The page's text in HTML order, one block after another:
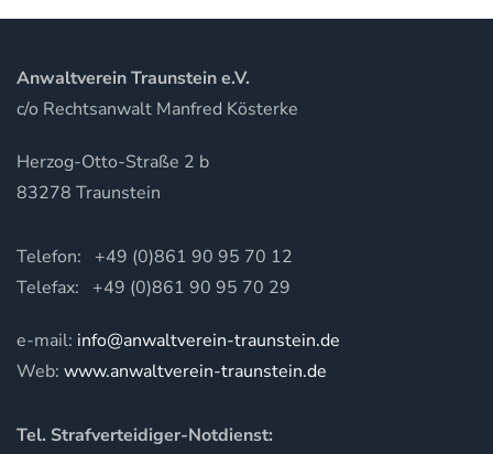
Anwaltverein Traunstein e.V.
c/o Rechtsanwalt Manfred Kösterke
Herzog-Otto-Straße 2 b
83278 Traunstein
Telefon: +49 (0)861 90 95 70 12
Telefax: +49 (0)861 90 95 70 29
e-mail: info@anwaltverein-traunstein.de
Web: www.anwaltverein-traunstein.de
Tel. Strafverteidiger-Notdienst: